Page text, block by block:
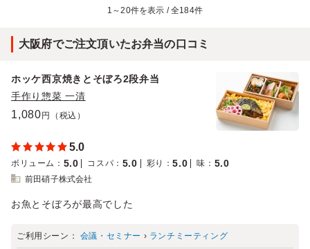
ご飯で贅沢なお弁当と言う印象があります。50代、60代
だいています。皆さん、美味しいと高評価です。
京都府京都市西京区大枝北沓掛町2025/08/12
1～20件を表示 / 全184件
大阪府でご注文頂いたお弁当の口コミ
ホッケ西京焼きとそぼろ2段弁当
手作り惣菜 一清
1,080円（税込）
5.0
ボリューム ： 5.0 コスパ ： 5.0 彩り ：5.0 味 ： 5.0
前田硝子株式会社
お魚とそぼろが最高でした
ご利用シーン： 会議・セミナー › ランチミーティング